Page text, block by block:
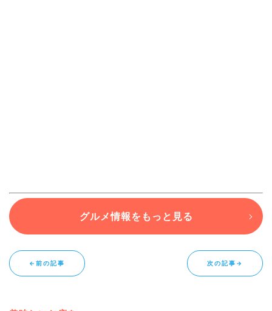
グルメ情報をもっと見る
←前の記事 次の記事→